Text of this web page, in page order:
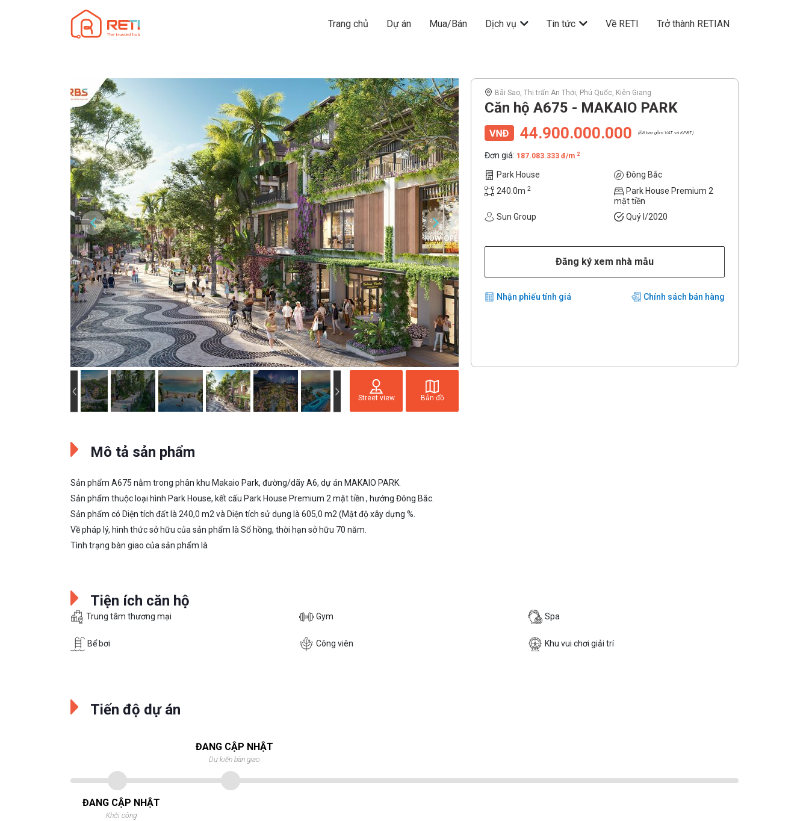
Trang chủ Dự án Mua/Bán Dịch vụ Tin tức Về RETI Trở thành RETIAN
Street view Bản đồ
Bãi Sao, Thị trấn An Thới, Phú Quốc, Kiên Giang
Căn hộ A675 - MAKAIO PARK
44.900.000.000 (Đã bao gồm VAT và KPBT)
Đơn giá: 187.083.333 đ/m 2
Park House
Đông Bắc
240.0m 2
Park House Premium 2
mặt tiền
Sun Group
Quý I/2020
Đăng ký xem nhà mẫu
Nhận phiếu tính giá Chính sách bán hàng
Mô tả sản phẩm
Sản phẩm A675 nằm trong phân khu Makaio Park, đường/dãy A6, dự án MAKAIO PARK.
Sản phẩm thuộc loại hình Park House, kết cấu Park House Premium 2 mặt tiền , hướng Đông Bắc.
Sản phẩm có Diện tích đất là 240,0 m2 và Diện tích sử dụng là 605,0 m2 (Mật độ xây dựng %.
Về pháp lý, hình thức sở hữu của sản phẩm là Sổ hồng, thời hạn sở hữu 70 năm.
Tình trạng bàn giao của sản phẩm là
Tiện ích căn hộ
Trung tâm thương mại Gym Spa
Bể bơi Công viên Khu vui chơi giải trí
Tiến độ dự án
ĐANG CẬP NHẬT
Khởi công
ĐANG CẬP NHẬT
Dự kiến bàn giao